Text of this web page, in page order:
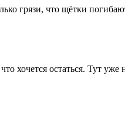
грязи, что щётки
остаться. Тут уже